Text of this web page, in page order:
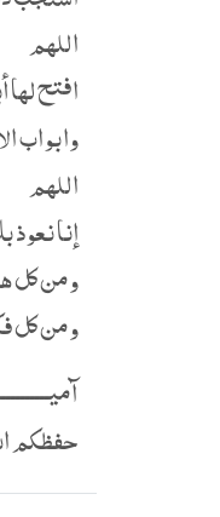
اللهم
افتح
وابواب
اللهم
إنا نعوذ
ومن كل
ومن كل
حفظكم